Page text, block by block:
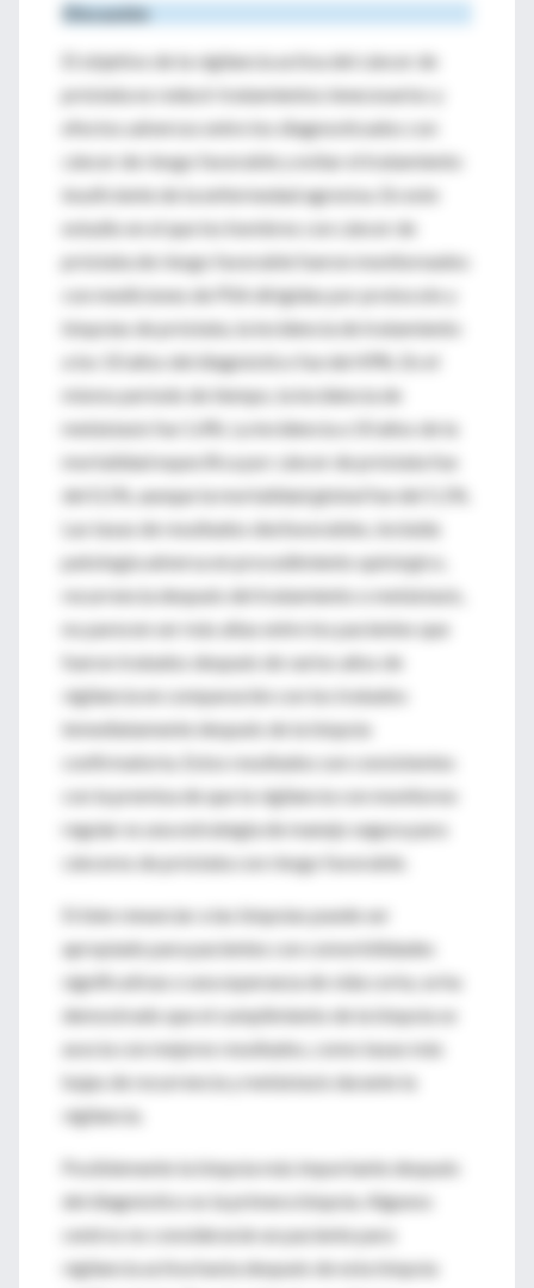
Discusión
El objetivo de la vigilancia activa del cáncer de
próstata es reducir tratamientos innecesarios y
efectos adversos entre los diagnosticados con
cáncer de riesgo favorable y evitar el tratamiento
insuficiente de la enfermedad agresiva. En este
estudio en el que los hombres con cáncer de
próstata de riesgo favorable fueron monitoreados
con mediciones de PSA dirigidas por protocolo y
biopsias de próstata, la incidencia de tratamiento
a los 10 años del diagnóstico fue del 49%. En el
mismo período de tiempo, la incidencia de
metástasis fue 1,4%. La incidencia a 10 años de la
mortalidad específica por cáncer de próstata fue
del 0,1%, aunque la mortalidad global fue del 5,1%.
Las tasas de resultados desfavorables, incluida
patología adversa en procedimiento quirúrgico,
recurrencia después del tratamiento o metástasis,
no parecen ser más altas entre los pacientes que
fueron tratados después de varios años de
vigilancia en comparación con los tratados
inmediatamente después de la biopsia
confirmatoria. Estos resultados son consistentes
con la premisa de que la vigilancia con monitoreo
regular es una estrategia de manejo segura para
cánceres de próstata con riesgo favorable.
Si bien renunciar a las biopsias puede ser
apropiado para pacientes con comorbilidades
significativas o una esperanza de vida corta, se ha
demostrado que el cumplimiento de la biopsia se
asocia con mejores resultados, como tasas más
bajas de recurrencia y metástasis durante la
vigilancia.
Posiblemente la biopsia más importante después
del diagnóstico es la primera biopsia. Algunos
centros no considerarán un paciente para
vigilancia activa hasta después de esta biopsia